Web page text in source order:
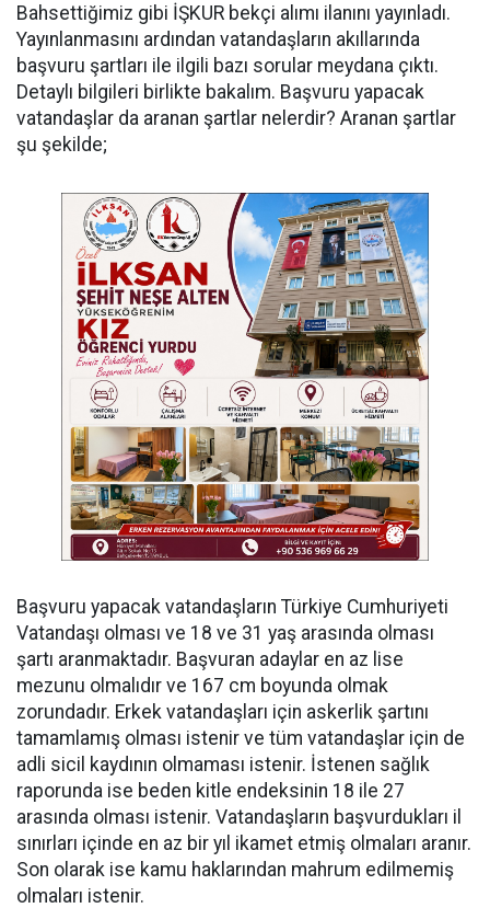
Bahsettiğimiz gibi İŞKUR bekçi alımı ilanını yayınladı.
Yayınlanmasını ardından vatandaşların akıllarında
başvuru şartları ile ilgili bazı sorular meydana çıktı.
Detaylı bilgileri birlikte bakalım. Başvuru yapacak
vatandaşlar da aranan şartlar nelerdir? Aranan şartlar
şu şekilde;
Başvuru yapacak vatandaşların Türkiye Cumhuriyeti
Vatandaşı olması ve 18 ve 31 yaş arasında olması
şartı aranmaktadır. Başvuran adaylar en az lise
mezunu olmalıdır ve 167 cm boyunda olmak
zorundadır. Erkek vatandaşları için askerlik şartını
tamamlamış olması istenir ve tüm vatandaşlar için de
adli sicil kaydının olmaması istenir. İstenen sağlık
raporunda ise beden kitle endeksinin 18 ile 27
arasında olması istenir. Vatandaşların başvurdukları il
sınırları içinde en az bir yıl ikamet etmiş olmaları aranır.
Son olarak ise kamu haklarından mahrum edilmemiş
olmaları istenir.